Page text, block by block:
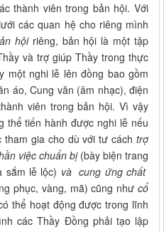
thành viên trong bản hội. Với
các quan hệ cho riêng mình
hộiriêng, bản hội là một tập
và trợ giúp Thầy trong thực
một nghi lễ lên đồng bao gồm
áo, Cung văn (âm nhạc), điện
viên trong bản hội. Vì vậy
thể tiến hành được nghi lễ nếu
gia cho dù với tư cách trợ
việc chuẩn bị(bày biện trang
sắm lễ lộc) và cung ứng chất
phục, vàng, mã) cũng như cổ
thể hoạt động được trong lĩnh
các Thầy Đồng phải tạo lập